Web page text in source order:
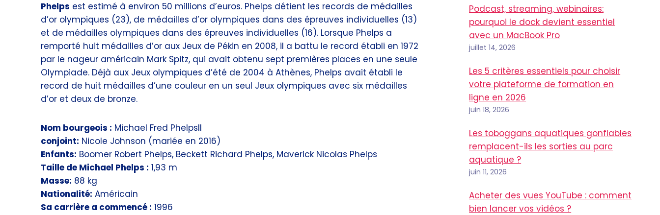
Phelps est estimé à environ 50 millions d’euros. Phelps détient les records de médailles
d’or olympiques (23), de médailles d’or olympiques dans des épreuves individuelles (13)
et de médailles olympiques dans des épreuves individuelles (16). Lorsque Phelps a
remporté huit médailles d’or aux Jeux de Pékin en 2008, il a battu le record établi en 1972
par le nageur américain Mark Spitz, qui avait obtenu sept premières places en une seule
Olympiade. Déjà aux Jeux olympiques d’été de 2004 à Athènes, Phelps avait établi le
record de huit médailles d’une couleur en un seul Jeux olympiques avec six médailles
d’or et deux de bronze.
Nom bourgeois : Michael Fred PhelpsII
conjoint: Nicole Johnson (mariée en 2016)
Enfants: Boomer Robert Phelps, Beckett Richard Phelps, Maverick Nicolas Phelps
Taille de Michael Phelps : 1,93 m
Masse: 88 kg
Nationalité: Américain
Sa carrière a commencé : 1996
Podcast, streaming, webinaires:
pourquoi le dock devient essentiel
avec un MacBook Pro
juillet 14, 2026
Les 5 critères essentiels pour choisir
votre plateforme de formation en
ligne en 2026
juin 18, 2026
Les toboggans aquatiques gonflables
remplacent-ils les sorties au parc
aquatique ?
juin 11, 2026
Acheter des vues YouTube : comment
bien lancer vos vidéos ?